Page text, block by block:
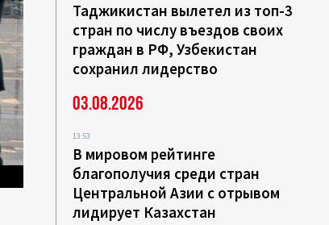
Таджикистан вылетел из топ-3
стран по числу въездов своих
граждан в РФ, Узбекистан
сохранил лидерство
03.08.2026
13:53
В мировом рейтинге
благополучия среди стран
Центральной Азии с отрывом
лидирует Казахстан